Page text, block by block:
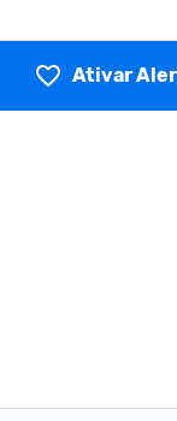
Ativar